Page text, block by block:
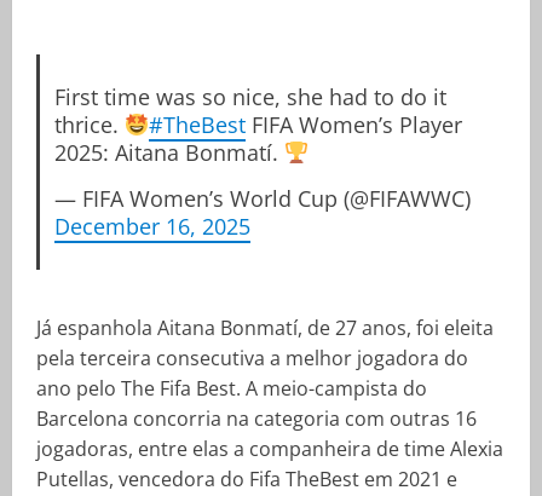
First time was so nice, she had to do it
thrice.
#TheBest FIFA Women’s Player
2025: Aitana Bonmatí.
— FIFA Women’s World Cup (@FIFAWWC)
December 16, 2025
Já espanhola Aitana Bonmatí, de 27 anos, foi eleita
pela terceira consecutiva a melhor jogadora do
ano pelo The Fifa Best. A meio-campista do
Barcelona concorria na categoria com outras 16
jogadoras, entre elas a companheira de time Alexia
Putellas, vencedora do Fifa TheBest em 2021 e